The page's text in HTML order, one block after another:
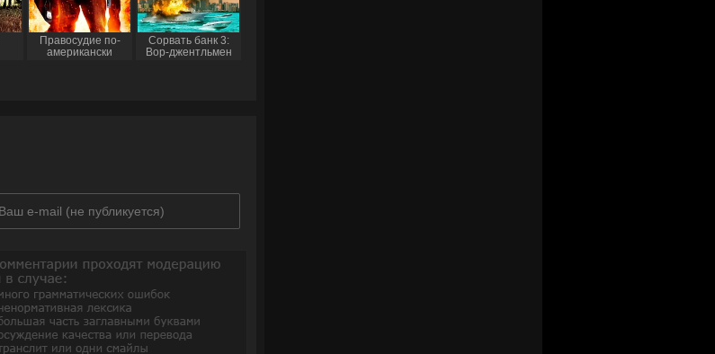
Правосудие по-
американски
Сорвать банк 3:
Вор-джентльмен